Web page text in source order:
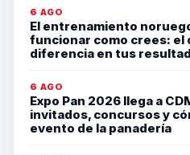
6 AGO
El entrenamiento
funcionar como crees: el
diferencia en tus
6 AGO
Expo Pan 2026 llega a
invitados, concursos y
evento de la panadería